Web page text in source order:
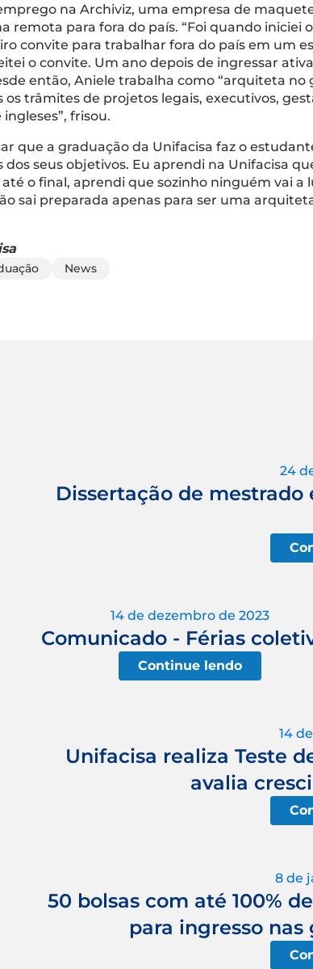
na Archiviz, uma empresa de
para fora do país. “Foi quando iniciei
convite para trabalhar fora do país em um
o convite. Um ano depois de ingressar
então, Aniele trabalha como “arquiteta
trâmites de projetos legais, executivos,
frisou.
que a graduação da Unifacisa faz o
seus objetivos. Eu aprendi na Unifacisa
o final, aprendi que sozinho ninguém vai
sai preparada apenas para ser uma
News
24
Dissertação de
14 de dezembro de 2023
Comunicado - Férias
Continue lendo
14
Unifacisa realiza Teste
avalia
8 de
50 bolsas com até 100%
para ingresso nas